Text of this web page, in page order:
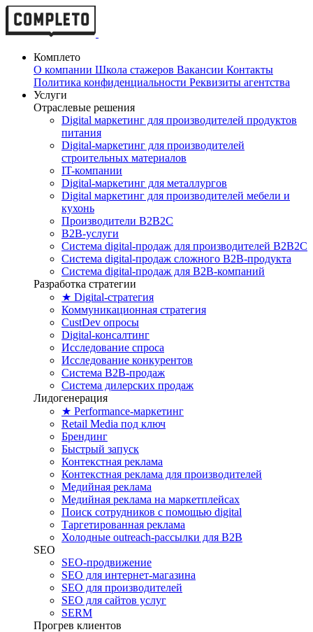
Комплето
О компании Школа стажеров Вакансии Контакты
Политика конфиденциальности Реквизиты агентства
Услуги
Отраслевые решения
Digital маркетинг для производителей продуктов
питания
Digital-маркетинг для производителей
строительных материалов
IT-компании
Digital-маркетинг для металлургов
Digital маркетинг для производителей мебели и
кухонь
Производители B2B2C
B2B-услуги
Cистема digital-продаж для производителей B2B2C
Система digital-продаж сложного B2B-продукта
Система digital-продаж для B2B-компаний
Разработка стратегии
★ Digital-стратегия
Коммуникационная стратегия
CustDev опросы
Digital-консалтинг
Исследование спроса
Исследование конкурентов
Система B2B-продаж
Система дилерских продаж
Лидогенерация
★ Performance-маркетинг
Retail Media под ключ
Брендинг
Быстрый запуск
Контекстная реклама
Контекстная реклама для производителей
Медийная реклама
Медийная реклама на маркетплейсах
Поиск сотрудников с помощью digital
Таргетированная реклама
Холодные outreach-рассылки для B2B
SEO
SEO-продвижение
SEO для интернет-магазина
SEO для производителей
SEO для сайтов услуг
SERM
Прогрев клиентов